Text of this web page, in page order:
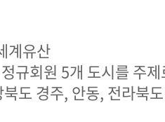
계유산
규회원 5개 도시를 주
도 경주, 안동, 전라북